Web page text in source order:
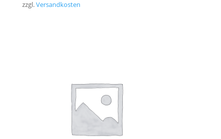
zzgl.Versandkosten